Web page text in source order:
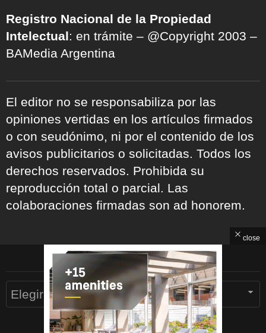
Registro Nacional de la Propiedad
Intelectual: en trámite – @Copyright 2003 –
BAMedia Argentina
El editor no se responsabiliza por las
opiniones vertidas en los artículos firmados
o con seudónimo, ni por el contenido de los
avisos publicitarios o solicitadas. Todos los
derechos reservados. Prohibida su
reproducción total o parcial. Las
colaboraciones firmadas son ad honorem.
ARCHIVOS
Archivos
close